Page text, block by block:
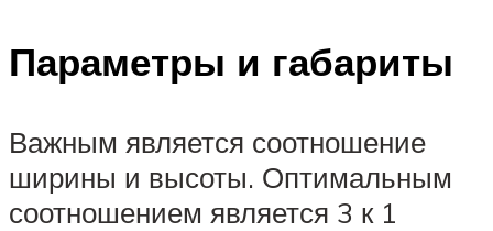
Параметры и габариты
Важным является соотношение
ширины и высоты. Оптимальным
соотношением является 3 к 1